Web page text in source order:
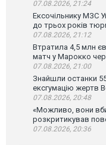
07.08.2026, 21:24
Ексочільнику МЗС
до трьох років
07.08.2026, 21:12
Втратила 4,5 млн
матч у Марокко
07.08.2026, 21:00
Знайшли останки
ексгумацію жертв
07.08.2026, 20:48
«Можливо, вони
розкритикував
07.08.2026, 20:36